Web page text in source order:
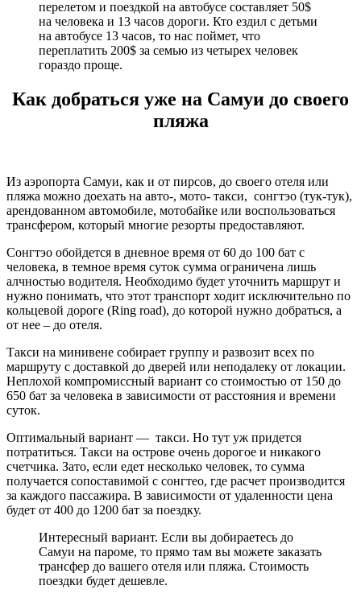
перелетом и поездкой на автобусе составляет 50$
на человека и 13 часов дороги. Кто ездил с детьми
на автобусе 13 часов, то нас поймет, что
переплатить 200$ за семью из четырех человек
гораздо проще.
Как добраться уже на Самуи до своего
пляжа
Из аэропорта Самуи, как и от пирсов, до своего отеля или
пляжа можно доехать на авто-, мото- такси, сонгтэо (тук-тук),
арендованном автомобиле, мотобайке или воспользоваться
трансфером, который многие резорты предоставляют.
Сонгтэо обойдется в дневное время от 60 до 100 бат с
человека, в темное время суток сумма ограничена лишь
алчностью водителя. Необходимо будет уточнить маршрут и
нужно понимать, что этот транспорт ходит исключительно по
кольцевой дороге (Ring road), до которой нужно добраться, а
от нее – до отеля.
Такси на минивене собирает группу и развозит всех по
маршруту с доставкой до дверей или неподалеку от локации.
Неплохой компромиссный вариант со стоимостью от 150 до
650 бат за человека в зависимости от расстояния и времени
суток.
Оптимальный вариант — такси. Но тут уж придется
потратиться. Такси на острове очень дорогое и никакого
счетчика. Зато, если едет несколько человек, то сумма
получается сопоставимой с сонгтео, где расчет производится
за каждого пассажира. В зависимости от удаленности цена
будет от 400 до 1200 бат за поездку.
Интересный вариант. Если вы добираетесь до
Самуи на пароме, то прямо там вы можете заказать
трансфер до вашего отеля или пляжа. Стоимость
поездки будет дешевле.